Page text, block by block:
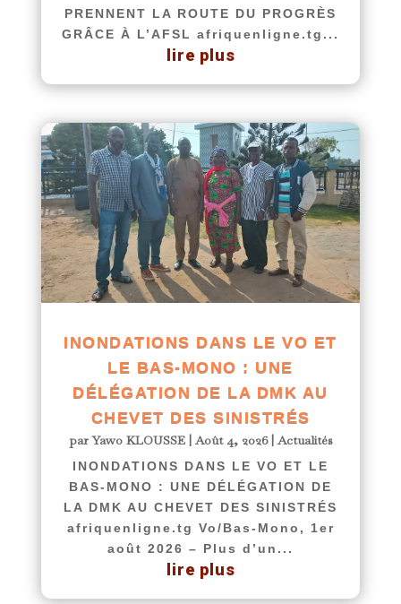
PRENNENT LA ROUTE DU PROGRÈS
GRÂCE À L’AFSL afriquenligne.tg...
lire plus
INONDATIONS DANS LE VO ET
LE BAS-MONO : UNE
DÉLÉGATION DE LA DMK AU
CHEVET DES SINISTRÉS
parYawo KLOUSSE|Août 4, 2026|Actualités
INONDATIONS DANS LE VO ET LE
BAS-MONO : UNE DÉLÉGATION DE
LA DMK AU CHEVET DES SINISTRÉS
afriquenligne.tg Vo/Bas-Mono, 1er
août 2026 – Plus d’un...
lire plus